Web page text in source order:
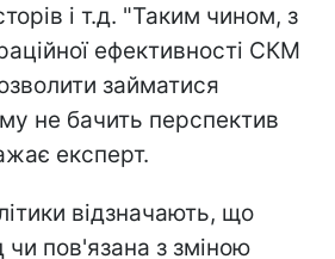
і т.д. "Таким чином, з
ефективності СКМ
займатися
не бачить перспектив
експерт.
відзначають, що
пов'язана з зміною